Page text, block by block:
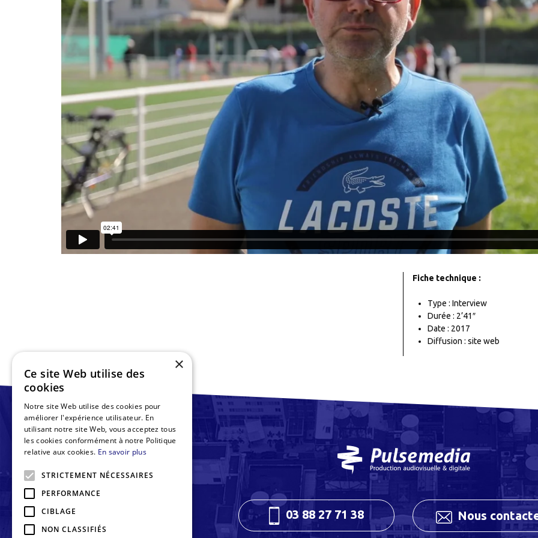
Fiche technique :
Type : Interview
Durée : 2’41″
Date : 2017
Diffusion : site web
03 88 27 71 38 Nous
×
Ce site Web utilise des
cookies
Notre site Web utilise des cookies pour
améliorer l'expérience utilisateur. En
utilisant notre site Web, vous acceptez tous
les cookies conformément à notre Politique
relative aux cookies. En savoir plus
STRICTEMENT NÉCESSAIRES
PERFORMANCE
CIBLAGE
NON CLASSIFIÉS